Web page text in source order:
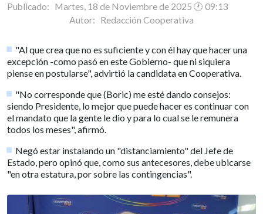
Publicado: Martes, 18 de Noviembre de 2025 🕐 09:13
Autor: Redacción Cooperativa
"Al que crea que no es suficiente y con él hay que hacer una
excepción -como pasó en este Gobierno- que ni siquiera
piense en postularse", advirtió la candidata en Cooperativa.
"No corresponde que (Boric) me esté dando consejos:
siendo Presidente, lo mejor que puede hacer es continuar con
el mandato que la gente le dio y para lo cual se le remunera
todos los meses", afirmó.
Negó estar instalando un "distanciamiento" del Jefe de
Estado, pero opinó que, como sus antecesores, debe ubicarse
"en otra estatura, por sobre las contingencias".